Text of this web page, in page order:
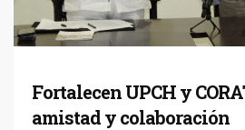
Fortalecen UPCH y
amistad y colaboración